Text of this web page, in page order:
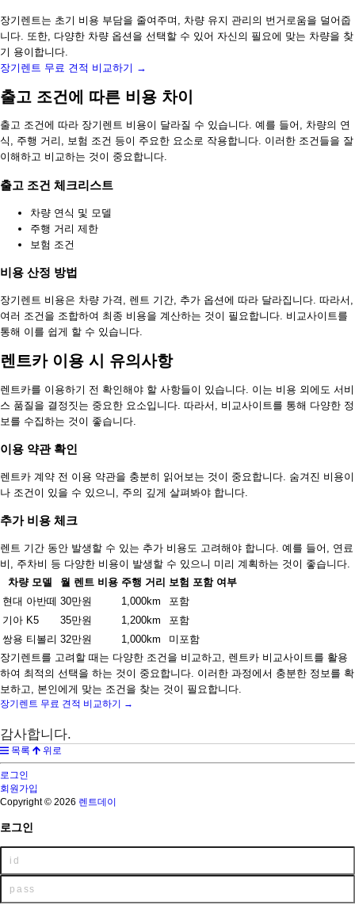
장기렌트는 초기 비용 부담을 줄여주며, 차량 유지 관리의 번거로움을 덜어줍
니다. 또한, 다양한 차량 옵션을 선택할 수 있어 자신의 필요에 맞는 차량을 찾
기 용이합니다.
장기렌트 무료 견적 비교하기 →
출고 조건에 따른 비용 차이
출고 조건에 따라 장기렌트 비용이 달라질 수 있습니다. 예를 들어, 차량의 연
식, 주행 거리, 보험 조건 등이 주요한 요소로 작용합니다. 이러한 조건들을 잘
이해하고 비교하는 것이 중요합니다.
출고 조건 체크리스트
차량 연식 및 모델
주행 거리 제한
보험 조건
비용 산정 방법
장기렌트 비용은 차량 가격, 렌트 기간, 추가 옵션에 따라 달라집니다. 따라서,
여러 조건을 조합하여 최종 비용을 계산하는 것이 필요합니다. 비교사이트를
통해 이를 쉽게 할 수 있습니다.
렌트카 이용 시 유의사항
렌트카를 이용하기 전 확인해야 할 사항들이 있습니다. 이는 비용 외에도 서비
스 품질을 결정짓는 중요한 요소입니다. 따라서, 비교사이트를 통해 다양한 정
보를 수집하는 것이 좋습니다.
이용 약관 확인
렌트카 계약 전 이용 약관을 충분히 읽어보는 것이 중요합니다. 숨겨진 비용이
나 조건이 있을 수 있으니, 주의 깊게 살펴봐야 합니다.
추가 비용 체크
렌트 기간 동안 발생할 수 있는 추가 비용도 고려해야 합니다. 예를 들어, 연료
비, 주차비 등 다양한 비용이 발생할 수 있으니 미리 계획하는 것이 좋습니다.
차량 모델
월 렌트 비용 주행 거리 보험 포함 여부
현대 아반떼 30만원 1,000km
포함
기아 K5
35만원 1,200km
포함
쌍용 티볼리 32만원 1,000km
미포함
장기렌트를 고려할 때는 다양한 조건을 비교하고, 렌트카 비교사이트를 활용
하여 최적의 선택을 하는 것이 중요합니다. 이러한 과정에서 충분한 정보를 확
보하고, 본인에게 맞는 조건을 찾는 것이 필요합니다.
장기렌트 무료 견적 비교하기 →
감사합니다.
목록 위로
로그인
회원가입
Copyright © 2026 렌트데이
로그인